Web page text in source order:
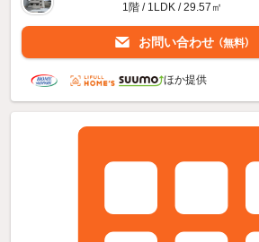
1階 / 1LDK / 29.57㎡
お問い合わせ （無料）
ほか提供